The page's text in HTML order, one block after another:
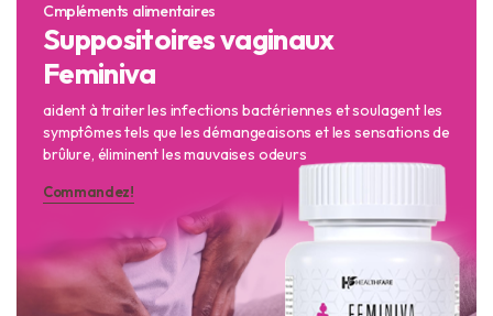
Cmpléments alimentaires
Suppositoires vaginaux
Feminiva
aident à traiter les infections bactériennes et soulagent les
symptômes tels que les démangeaisons et les sensations de
brûlure, éliminent les mauvaises odeurs
Commandez!